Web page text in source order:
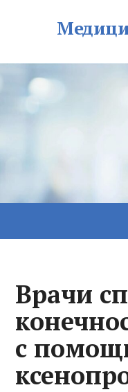
Врачи
с